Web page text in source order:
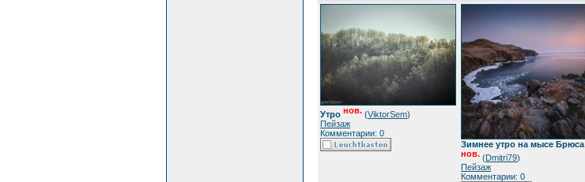
Утро нов. (ViktorSem)
Пейзаж
Комментарии: 0
Зимнее утро на мысе Брюса
нов. (Dmitri79)
Пейзаж
Комментарии: 0